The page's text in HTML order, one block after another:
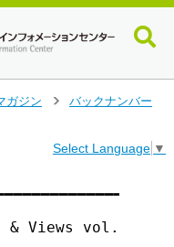
ガジン
バックナンバー
Select Language ▼
Views vol.2190【